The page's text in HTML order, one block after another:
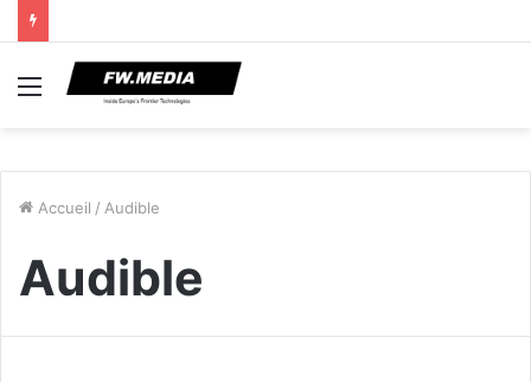
Menu
Accueil / Audible
Audible